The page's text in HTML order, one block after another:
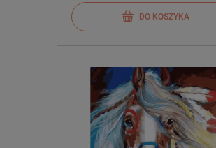
DO KOSZYKA
Rama - Białe drewno
59,70 zł